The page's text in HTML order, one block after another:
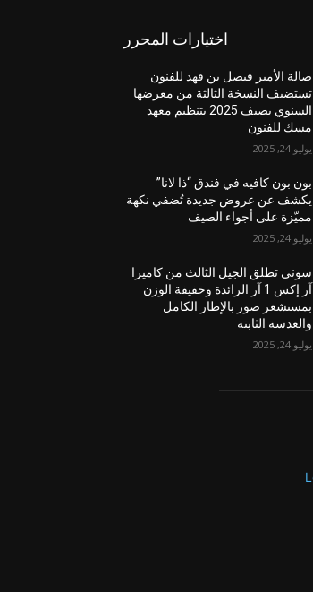
اختيارات المحرر
صالة الأمير فيصل بن فهد للفنون
تستضيف النسخة الثالثة من معرضها
السنوي بصيف 2025 بتنظيم معهد
مسك للفنون
يوليو 24, 2025
بون بون كافيه في فندق “ذا لانا”
يكشف عن عروض جديدة تُضفي نكهة
مميّزة على أجواء الصيف
يوليو 24, 2025
سوني تطلق الجيل الثالث من كاميرا
آر إكس 1 آر الرائدة وخفيفة الوزن
بمستشعر صور بالإطار الكامل
والعدسة الثابتة
يوليو 24, 2025